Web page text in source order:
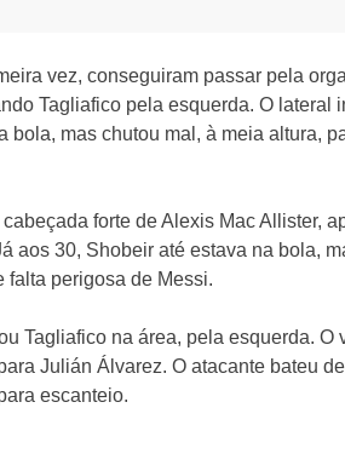
vez, conseguiram passar pela
Tagliafico pela esquerda. O lateral
mas chutou mal, à meia altura,
forte de Alexis Mac Allister,
aos 30, Shobeir até estava na bola,
falta perigosa de Messi.
Tagliafico na área, pela esquerda. O
Julián Álvarez. O atacante bateu
escanteio.